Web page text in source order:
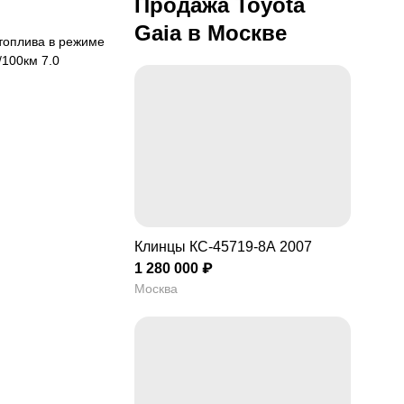
7.0
Продажа Toyota
Gaia в Москве
Клинцы КС-45719-8А 2007
1 280 000 ₽
Москва